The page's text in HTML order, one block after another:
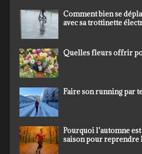
Comment bien se
avec sa trottinette
Quelles fleurs offrir
Faire son running par
Pourquoi l’automne
saison pour reprendre